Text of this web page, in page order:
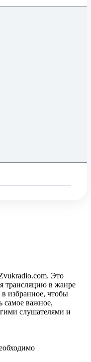
Это
трансляцию в жанре
избранное, чтобы
самое важное,
слушателями и